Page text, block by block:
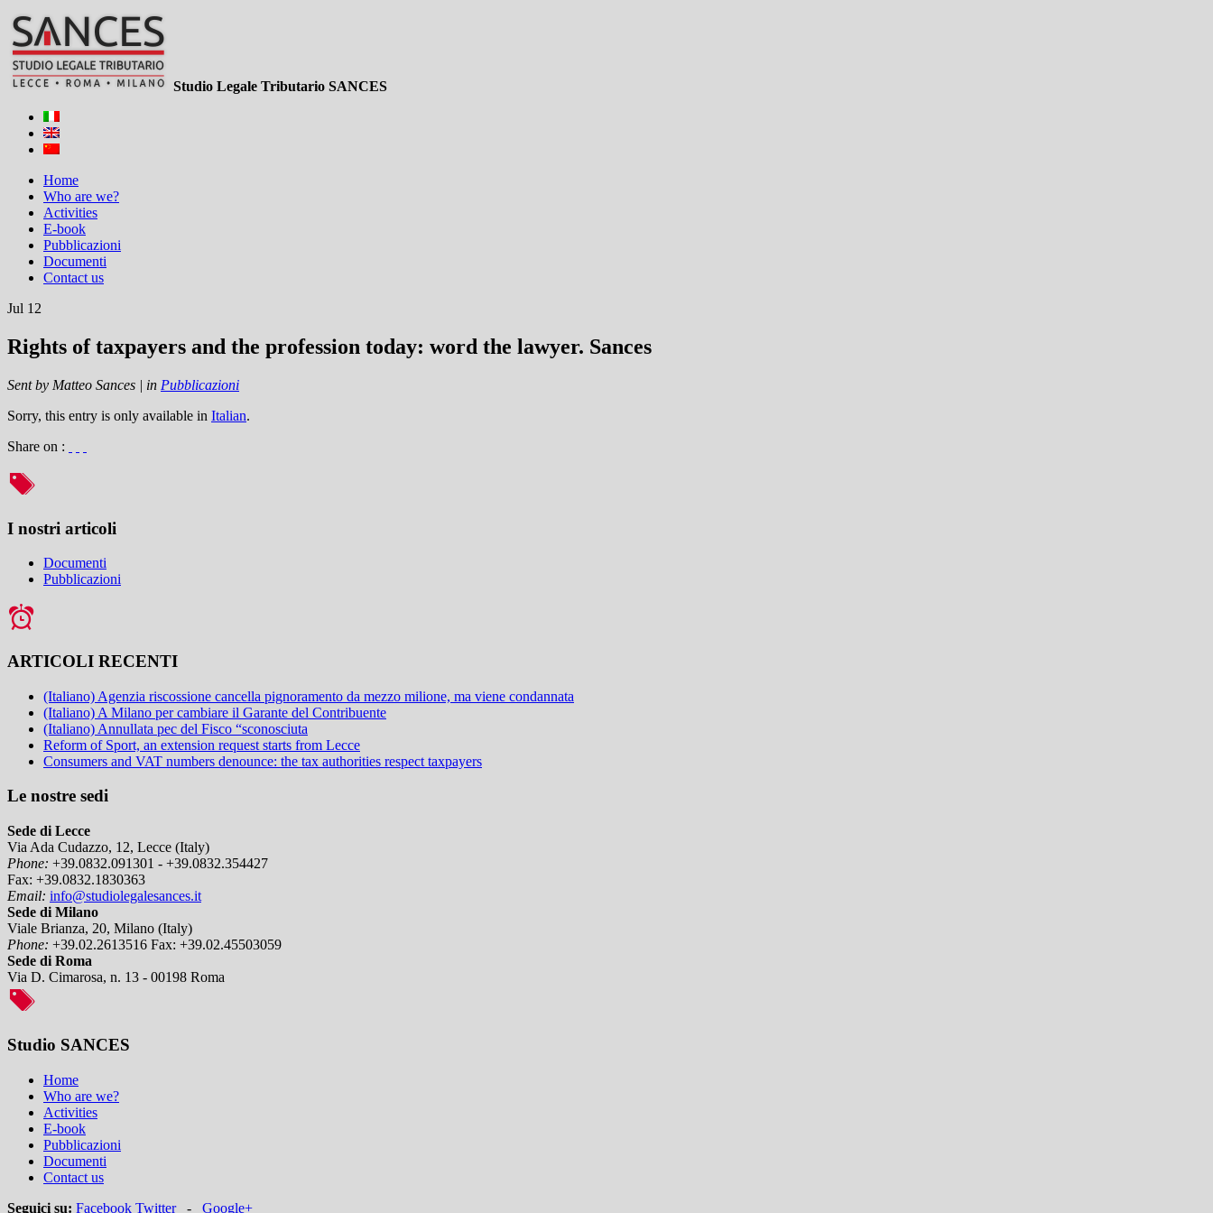
Studio Legale Tributario SANCES
Home
Who are we?
Activities
E-book
Pubblicazioni
Documenti
Contact us
Jul 12
Rights of taxpayers and the profession today: word the lawyer. Sances
Sent by Matteo Sances | in Pubblicazioni
Sorry, this entry is only available in Italian.
Share on :
I nostri articoli
Documenti
Pubblicazioni
ARTICOLI RECENTI
(Italiano) Agenzia riscossione cancella pignoramento da mezzo milione, ma viene condannata
(Italiano) A Milano per cambiare il Garante del Contribuente
(Italiano) Annullata pec del Fisco “sconosciuta
Reform of Sport, an extension request starts from Lecce
Consumers and VAT numbers denounce: the tax authorities respect taxpayers
Le nostre sedi
Sede di Lecce
Via Ada Cudazzo, 12, Lecce (Italy)
Phone: +39.0832.091301 - +39.0832.354427
Fax: +39.0832.1830363
Email: info@studiolegalesances.it
Sede di Milano
Viale Brianza, 20, Milano (Italy)
Phone: +39.02.2613516 Fax: +39.02.45503059
Sede di Roma
Via D. Cimarosa, n. 13 - 00198 Roma
Studio SANCES
Home
Who are we?
Activities
E-book
Pubblicazioni
Documenti
Contact us
Seguici su: Facebook Twitter- Google+